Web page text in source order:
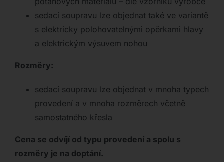
sedací soupravu lze objednat také ve variantě
s elektricky polohovatelnými opěrkami hlavy
a elektrickým výsuvem nohou
Rozměry:
sedací soupravu lze objednat v mnoha typech
provedení a v mnoha rozměrech včetně
samostatného křesla
Cena se odvíjí od typu provedení a spolu s
rozměry je na doptání.